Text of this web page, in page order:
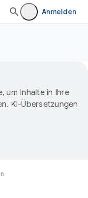
Anmelden
um Inhalte in Ihre
KI-Übersetzungen